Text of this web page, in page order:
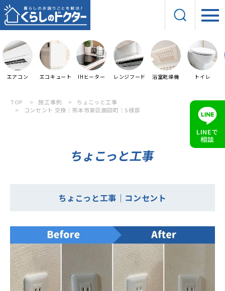
エアコン エコキュート IHヒーター レンジフード 浴室乾燥機 トイレ
TOP 施工事例
ちょこっと工事
コンセント 交換｜熊本市東区画図町｜S様邸
ちょこっと工事
ちょこっと工事｜コンセント
LINEで
相談